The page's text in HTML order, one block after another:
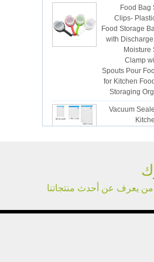
Clips-
Food Storage
with
Moisture
Clamp
Spouts Pour
for Kitchen
Storaging
Vacuum
Packaging
lsr Injection
يعرف عن أحدث منتجاتنا